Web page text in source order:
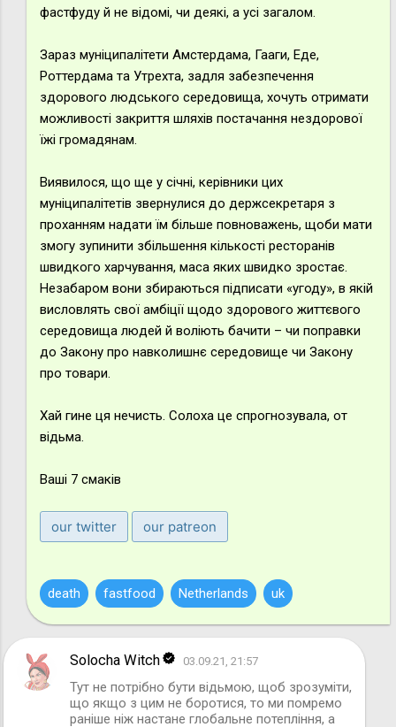
фастфуду й не відомі, чи деякі, а усі загалом.
Зараз муніципалітети Амстердама, Гааги, Еде,
Роттердама та Утрехта, задля забезпечення
здорового людського середовища, хочуть отримати
можливості закриття шляхів постачання нездорової
їжі громадянам.
Виявилося, що ще у січні, керівники цих
муніципалітетів звернулися до держсекретаря з
проханням надати їм більше повноважень, щоби мати
змогу зупинити збільшення кількості ресторанів
швидкого харчування, маса яких швидко зростає.
Незабаром вони збираються підписати «угоду», в якій
висловлять свої амбіції щодо здорового життєвого
середовища людей й воліють бачити – чи поправки
до Закону про навколишнє середовище чи Закону
про товари.
Хай гине ця нечисть. Солоха це спрогнозувала, от
відьма.
Ваші 7 смаків
our twitter our patreon
death fastfood Netherlands uk
Solocha Witch 03.09.21, 21:57
Тут не потрібно бути відьмою, щоб зрозуміти,
що якщо з цим не боротися, то ми помремо
раніше ніж настане глобальне потепління, а